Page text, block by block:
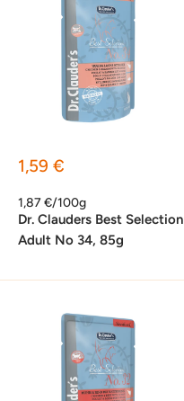
Sonderpreis
1,59 €
1,87 €/100g
Dr. Clauders Best Selection
Adult No 34, 85g